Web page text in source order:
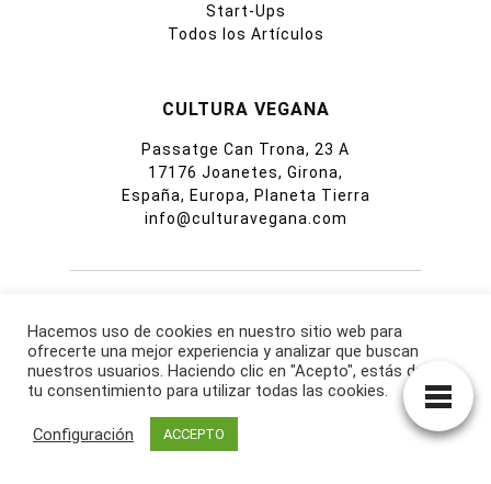
Start-Ups
Todos los Artículos
CULTURA VEGANA
Passatge Can Trona, 23 A
17176 Joanetes, Girona,
España, Europa, Planeta Tierra
info@culturavegana.com
Política de cookies
Aviso legal
Hacemos uso de cookies en nuestro sitio web para
ofrecerte una mejor experiencia y analizar que buscan
nuestros usuarios. Haciendo clic en "Acepto", estás dando
tu consentimiento para utilizar todas las cookies.
Configuración ACCEPTO